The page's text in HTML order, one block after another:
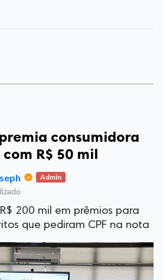
consumidora
R$ 50 mil
Admin
200 mil em prêmios para
que pediram CPF na nota